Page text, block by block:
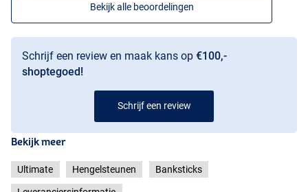
Bekijk alle beoordelingen
Schrijf een review en maak kans op €100,-
shoptegoed!
Schrijf een review
Bekijk meer
Ultimate Hengelsteunen Banksticks